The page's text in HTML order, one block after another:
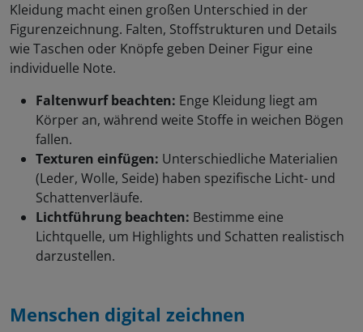
Kleidung macht einen großen Unterschied in der
Figurenzeichnung. Falten, Stoffstrukturen und Details
wie Taschen oder Knöpfe geben Deiner Figur eine
individuelle Note.
Faltenwurf beachten: Enge Kleidung liegt am
Körper an, während weite Stoffe in weichen Bögen
fallen.
Texturen einfügen: Unterschiedliche Materialien
(Leder, Wolle, Seide) haben spezifische Licht- und
Schattenverläufe.
Lichtführung beachten: Bestimme eine
Lichtquelle, um Highlights und Schatten realistisch
darzustellen.
Menschen digital zeichnen